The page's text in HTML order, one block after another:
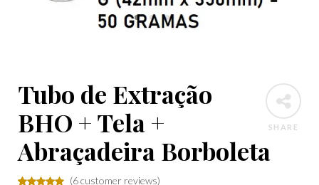
SHARE
Tubo de Extração
BHO + Tela +
Abraçadeira Borboleta
(6customer reviews)